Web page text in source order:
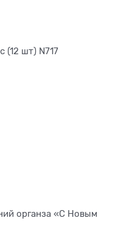
(12 шт) N717
органза «С Новым